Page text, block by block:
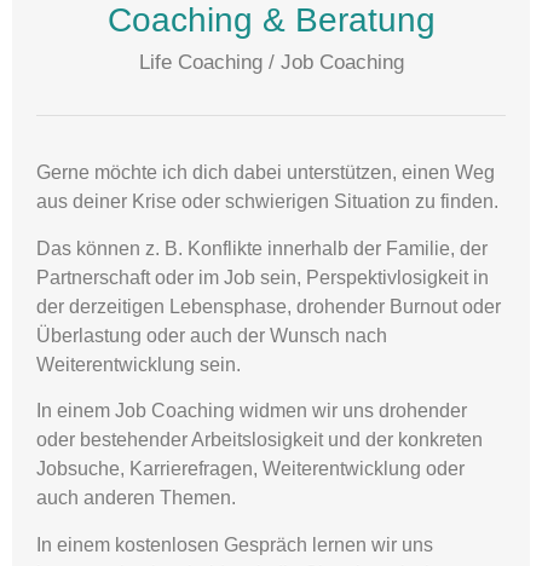
Coaching & Beratung
Life Coaching / Job Coaching
Gerne möchte ich dich dabei unterstützen, einen Weg
aus deiner Krise oder schwierigen Situation zu finden.
Das können z. B. Konflikte innerhalb der Familie, der
Partnerschaft oder im Job sein, Perspektivlosigkeit in
der derzeitigen Lebensphase, drohender Burnout oder
Überlastung oder auch der Wunsch nach
Weiterentwicklung sein.
In einem Job Coaching widmen wir uns drohender
oder bestehender Arbeitslosigkeit und der konkreten
Jobsuche, Karrierefragen, Weiterentwicklung oder
auch anderen Themen.
In einem kostenlosen Gespräch lernen wir uns